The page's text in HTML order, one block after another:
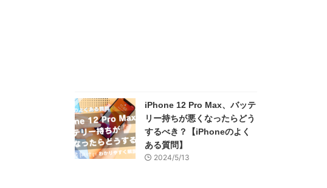
iPhone 12 Pro Max、バッテ
リー持ちが悪くなったらどう
するべき？【iPhoneのよく
ある質問】
2024/5/13